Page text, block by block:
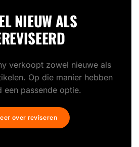
NIEUW ALS
verkoopt zowel nieuwe als
Op die manier hebben
een passende optie.
over reviseren